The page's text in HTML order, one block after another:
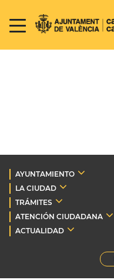
AYUNTAMIENTO
LA CIUDAD
TRÁMITES
ATENCIÓN CIUDADANA
ACTUALIDAD